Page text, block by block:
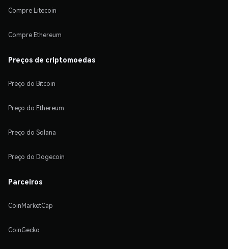
Compre Litecoin
Compre Ethereum
Preços de criptomoedas
Preço do Bitcoin
Preço do Ethereum
Preço do Solana
Preço do Dogecoin
Parceiros
CoinMarketCap
CoinGecko